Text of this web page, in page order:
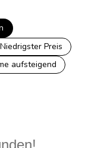
Niedrigster Preis
aufsteigend